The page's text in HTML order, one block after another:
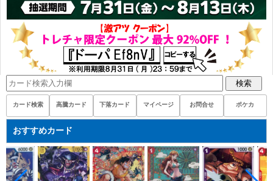
検索
カード検索 高騰カード 下落カード マイページ お問合せ ポケカ
おすすめカード